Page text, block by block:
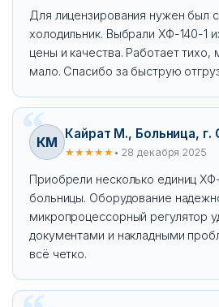
Для лицензирования нужен был
холодильник. Выбрали ХФ-140-1
цены и качества. Работает тихо,
мало. Спасибо за быструю
КМ
Кайрат М., Больница, г.
★★★★★ • 28 декабря 2025
Приобрели несколько единиц
больницы. Оборудование
микропроцессорный регулятор
документами и накладными
всё четко.